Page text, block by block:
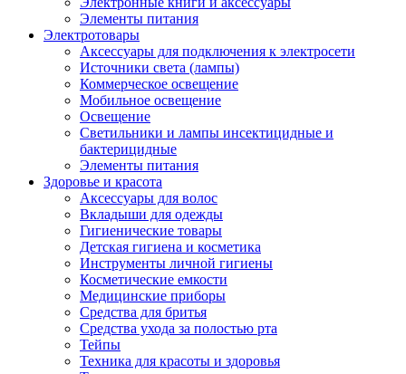
Элементы питания
Электротовары
Аксессуары для подключения к электросети
Источники света (лампы)
Коммерческое освещение
Мобильное освещение
Освещение
Светильники и лампы инсектицидные и
бактерицидные
Элементы питания
Здоровье и красота
Аксессуары для волос
Вкладыши для одежды
Гигиенические товары
Детская гигиена и косметика
Инструменты личной гигиены
Косметические емкости
Медицинские приборы
Средства для бритья
Средства ухода за полостью рта
Тейпы
Техника для красоты и здоровья